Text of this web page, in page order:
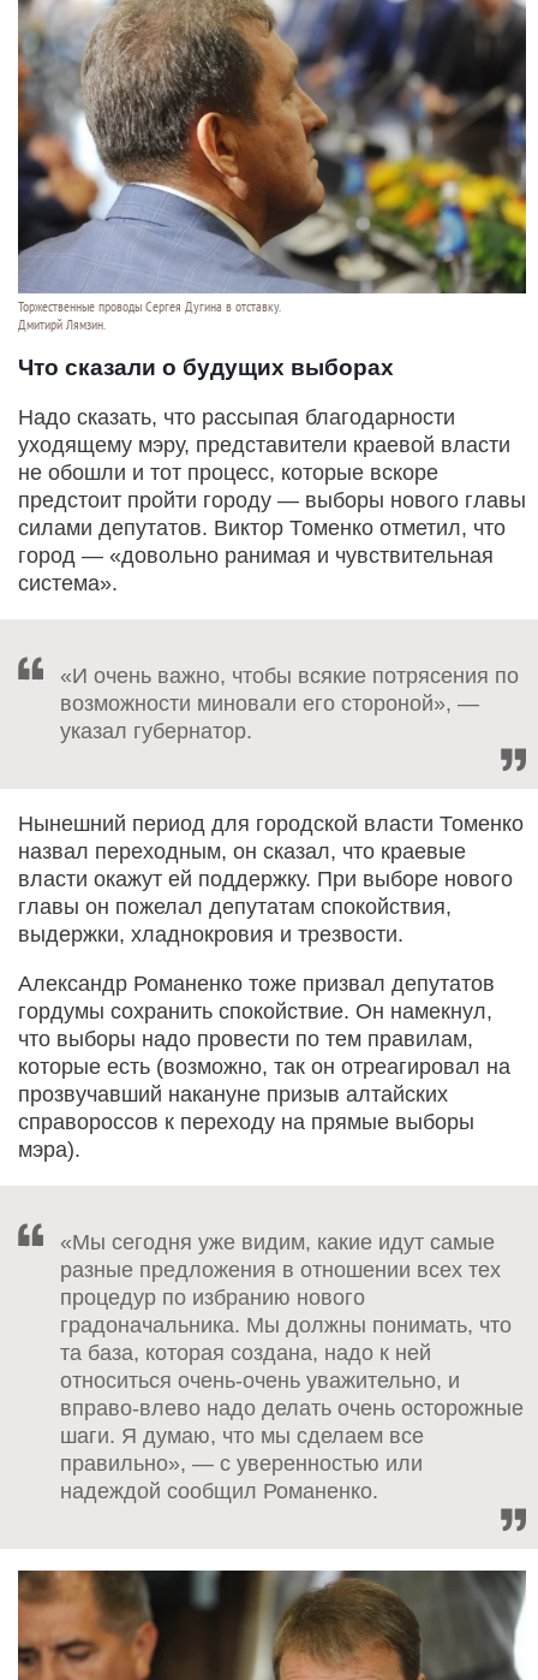
Торжественные проводы Сергея Дугина в отставку.
Дмитирй Лямзин.
Что сказали о будущих выборах
Надо сказать, что рассыпая благодарности
уходящему мэру, представители краевой власти
не обошли и тот процесс, которые вскоре
предстоит пройти городу — выборы нового главы
силами депутатов. Виктор Томенко отметил, что
город — «довольно ранимая и чувствительная
система».
«И очень важно, чтобы всякие потрясения по
возможности миновали его стороной», —
указал губернатор.
Нынешний период для городской власти Томенко
назвал переходным, он сказал, что краевые
власти окажут ей поддержку. При выборе нового
главы он пожелал депутатам спокойствия,
выдержки, хладнокровия и трезвости.
Александр Романенко тоже призвал депутатов
гордумы сохранить спокойствие. Он намекнул,
что выборы надо провести по тем правилам,
которые есть (возможно, так он отреагировал на
прозвучавший накануне призыв алтайских
справороссов к переходу на прямые выборы
мэра).
«Мы сегодня уже видим, какие идут самые
разные предложения в отношении всех тех
процедур по избранию нового
градоначальника. Мы должны понимать, что
та база, которая создана, надо к ней
относиться очень-очень уважительно, и
вправо-влево надо делать очень осторожные
шаги. Я думаю, что мы сделаем все
правильно», — с уверенностью или
надеждой сообщил Романенко.